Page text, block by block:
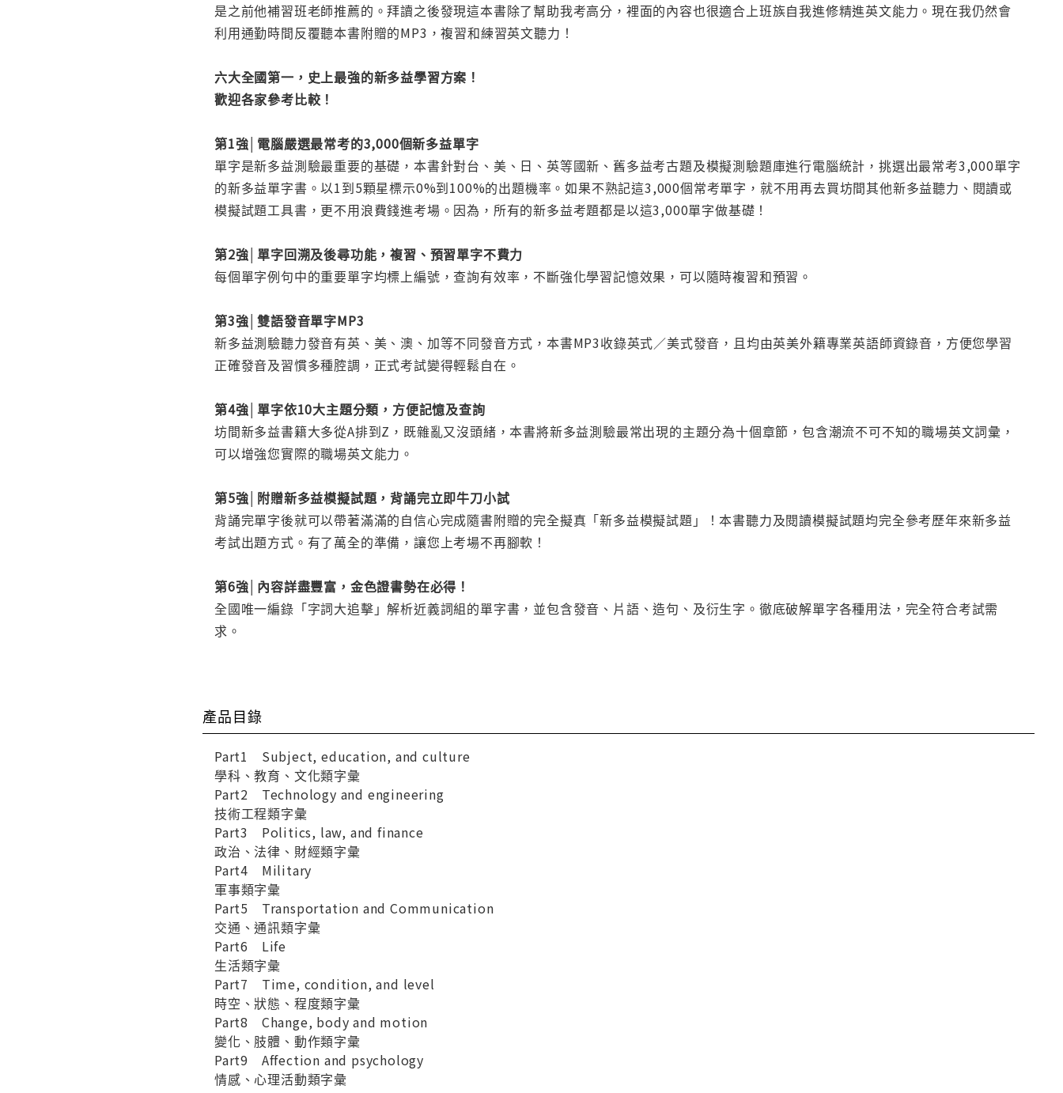
是之前他補習班老師推薦的。拜讀之後發現這本書除了幫助我考高分，裡面的內容也很適合上班族自我進修精進英文能力。現在我仍然會
利用通勤時間反覆聽本書附贈的MP3，複習和練習英文聽力！
六大全國第一，史上最強的新多益學習方案！
歡迎各家參考比較！
第1強│電腦嚴選最常考的3,000個新多益單字
單字是新多益測驗最重要的基礎，本書針對台、美、日、英等國新、舊多益考古題及模擬測驗題庫進行電腦統計，挑選出最常考3,000單字
的新多益單字書。以1到5顆星標示0%到100%的出題機率。如果不熟記這3,000個常考單字，就不用再去買坊間其他新多益聽力、閱讀或
模擬試題工具書，更不用浪費錢進考場。因為，所有的新多益考題都是以這3,000單字做基礎！
第2強│單字回溯及後尋功能，複習、預習單字不費力
每個單字例句中的重要單字均標上編號，查詢有效率，不斷強化學習記憶效果，可以隨時複習和預習。
第3強│雙語發音單字MP3
新多益測驗聽力發音有英、美、澳、加等不同發音方式，本書MP3收錄英式／美式發音，且均由英美外籍專業英語師資錄音，方便您學習
正確發音及習慣多種腔調，正式考試變得輕鬆自在。
第4強│單字依10大主題分類，方便記憶及查詢
坊間新多益書籍大多從A排到Z，既雜亂又沒頭緒，本書將新多益測驗最常出現的主題分為十個章節，包含潮流不可不知的職場英文詞彙，
可以增強您實際的職場英文能力。
第5強│附贈新多益模擬試題，背誦完立即牛刀小試
背誦完單字後就可以帶著滿滿的自信心完成隨書附贈的完全擬真「新多益模擬試題」！本書聽力及閱讀模擬試題均完全參考歷年來新多益
考試出題方式。有了萬全的準備，讓您上考場不再腳軟！
第6強│內容詳盡豐富，金色證書勢在必得！
全國唯一編錄「字詞大追擊」解析近義詞組的單字書，並包含發音、片語、造句、及衍生字。徹底破解單字各種用法，完全符合考試需
求。
產品目錄
Part1 Subject, education, and culture
學科、教育、文化類字彙
Part2 Technology and engineering
技術工程類字彙
Part3 Politics, law, and finance
政治、法律、財經類字彙
Part4 Military
軍事類字彙
Part5 Transportation and Communication
交通、通訊類字彙
Part6 Life
生活類字彙
Part7 Time, condition, and level
時空、狀態、程度類字彙
Part8 Change, body and motion
變化、肢體、動作類字彙
Part9 Affection and psychology
情感、心理活動類字彙